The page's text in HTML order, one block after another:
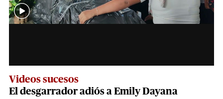
Videos sucesos
El desgarrador adiós a Emily Dayana